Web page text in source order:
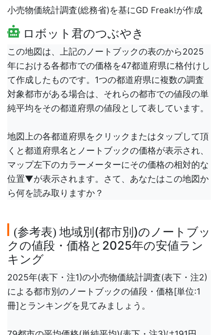
小売物価統計調査(総務省)を基にGD Freak!が作成
ロボット君のつぶやき
この地図は、上記のノートブックの表のから2025
年における各都市での価格を47都道府県に格付けし
て作成したものです。1つの都道府県に複数の調査
対象都市がある場合は、それらの都市での値段の単
純平均をその都道府県の値段として表しています。
地図上の各都道府県をクリックまたはタップして頂
くと都道府県名とノートブックの価格が表示され、
マップ左下のカラーメーターにその価格の相対的な
位置▼が表示されます。さて、あなたはこの地図か
ら何を読み取りますか？
(参考表) 地域別(都市別)のノートブッ
クの値段・価格と2025年の安値ラン
キング
2025年(表下・注1)の小売物価統計調査(表下・注2)
による都市別のノートブックの値段・価格[単位:1
冊]とランキングを見てみましょう。